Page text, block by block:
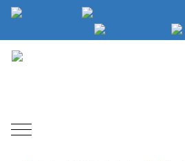
Mobile Menu Toggle